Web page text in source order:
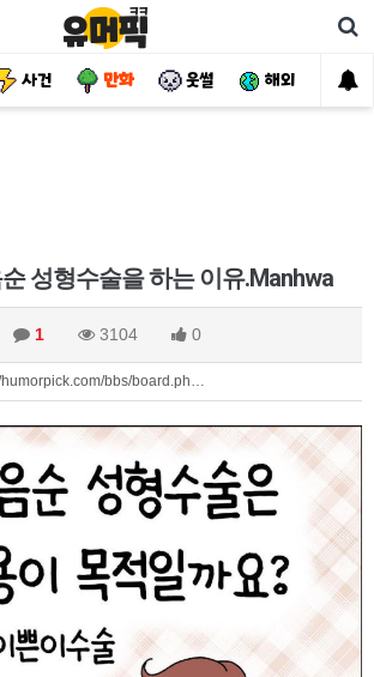
사건 만화 웃썰 해외 핫
성형수술을 하는 이유.Manhwa
1 3104 0
humorpick.com/bbs/board.ph…